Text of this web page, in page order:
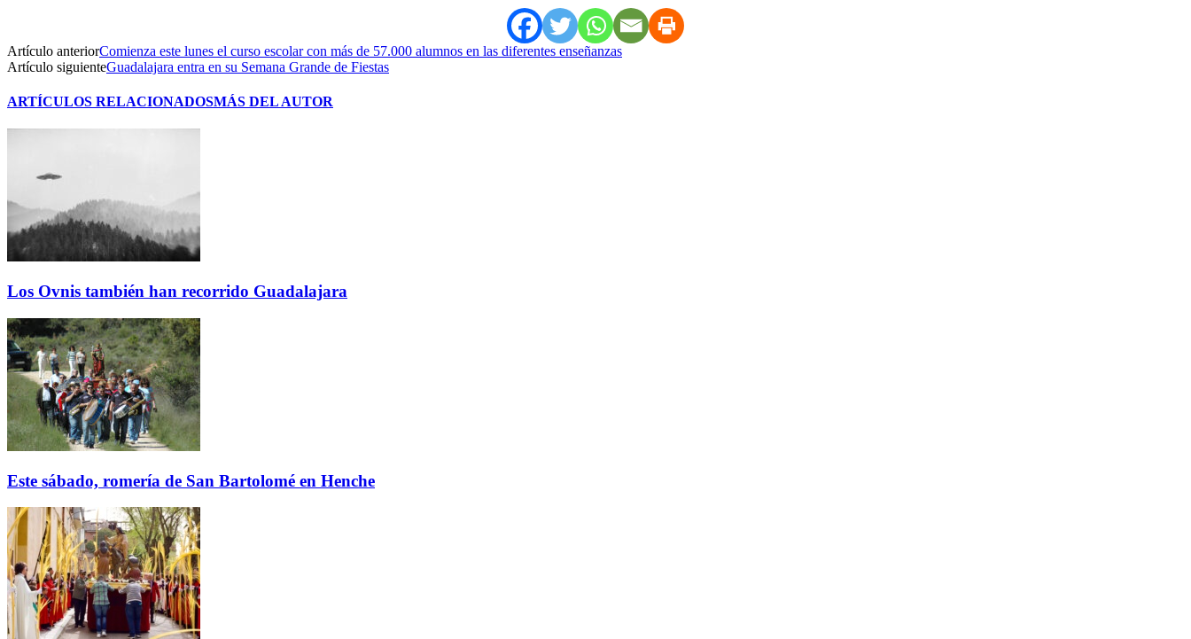
Artículo anteriorComienza este lunes el curso escolar con más de 57.000 alumnos en las diferentes enseñanzas
Artículo siguienteGuadalajara entra en su Semana Grande de Fiestas
ARTÍCULOS RELACIONADOSMÁS DEL AUTOR
Los Ovnis también han recorrido Guadalajara
Este sábado, romería de San Bartolomé en Henche